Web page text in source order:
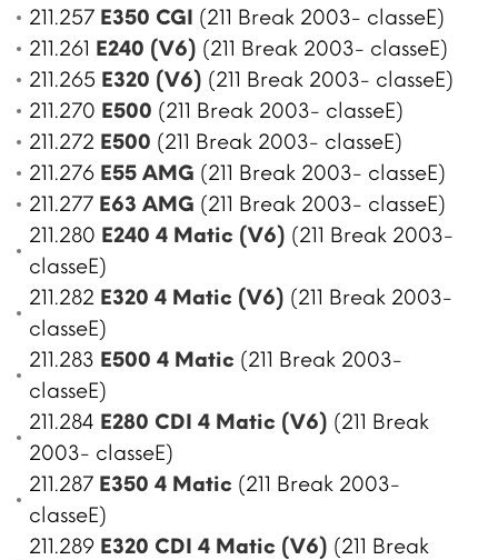
211.257 E350 CGI (211 Break 2003- classeE)
211.261 E240 (V6) (211 Break 2003- classeE)
211.265 E320 (V6) (211 Break 2003- classeE)
211.270 E500 (211 Break 2003- classeE)
211.272 E500 (211 Break 2003- classeE)
211.276 E55 AMG (211 Break 2003- classeE)
211.277 E63 AMG (211 Break 2003- classeE)
211.280 E240 4 Matic (V6) (211 Break 2003-
classeE)
211.282 E320 4 Matic (V6) (211 Break 2003-
classeE)
211.283 E500 4 Matic (211 Break 2003-
classeE)
211.284 E280 CDI 4 Matic (V6) (211 Break
2003- classeE)
211.287 E350 4 Matic (211 Break 2003-
classeE)
211.289 E320 CDI 4 Matic (V6) (211 Break